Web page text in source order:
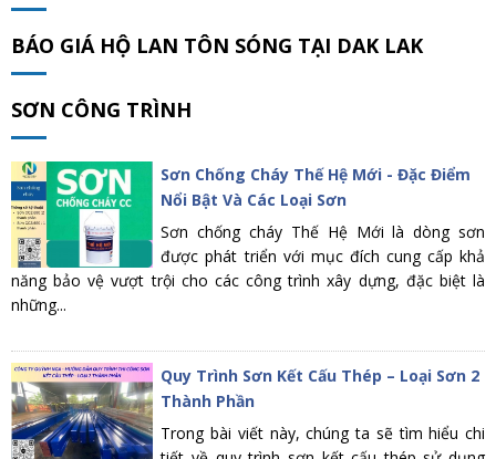
BÁO GIÁ HỘ LAN TÔN SÓNG TẠI DAK LAK
SƠN CÔNG TRÌNH
Sơn Chống Cháy Thế Hệ Mới - Đặc Điểm
Nổi Bật Và Các Loại Sơn
Sơn chống cháy Thế Hệ Mới là dòng sơn
được phát triển với mục đích cung cấp khả
năng bảo vệ vượt trội cho các công trình xây dựng, đặc biệt là
những...
Quy Trình Sơn Kết Cấu Thép – Loại Sơn 2
Thành Phần
Trong bài viết này, chúng ta sẽ tìm hiểu chi